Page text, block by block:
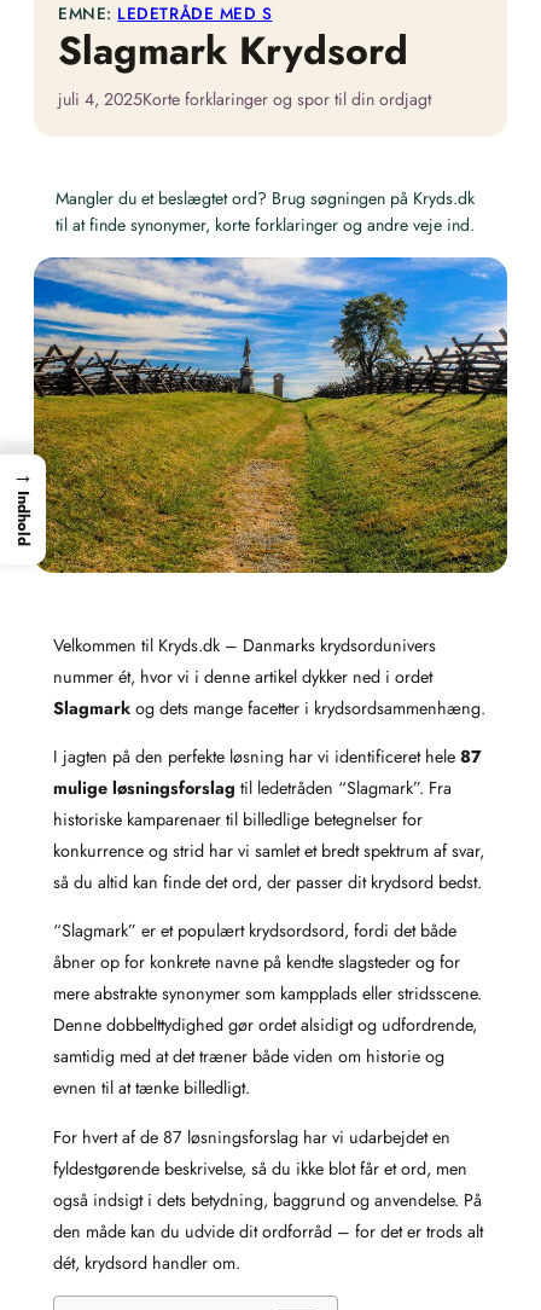
EMNE: LEDETRÅDE MED S
Slagmark Krydsord
juli 4, 2025Korte forklaringer og spor til din ordjagt
Mangler du et beslægtet ord? Brug søgningen på Kryds.dk
til at finde synonymer, korte forklaringer og andre veje ind.
Velkommen til Kryds.dk – Danmarks krydsordunivers
nummer ét, hvor vi i denne artikel dykker ned i ordet
Slagmark og dets mange facetter i krydsordsammenhæng.
I jagten på den perfekte løsning har vi identificeret hele 87
mulige løsningsforslag til ledetråden “Slagmark”. Fra
historiske kamparenaer til billedlige betegnelser for
konkurrence og strid har vi samlet et bredt spektrum af svar,
så du altid kan finde det ord, der passer dit krydsord bedst.
“Slagmark” er et populært krydsordsord, fordi det både
åbner op for konkrete navne på kendte slagsteder og for
mere abstrakte synonymer som kampplads eller stridsscene.
Denne dobbelttydighed gør ordet alsidigt og udfordrende,
samtidig med at det træner både viden om historie og
evnen til at tænke billedligt.
For hvert af de 87 løsningsforslag har vi udarbejdet en
fyldestgørende beskrivelse, så du ikke blot får et ord, men
også indsigt i dets betydning, baggrund og anvendelse. På
den måde kan du udvide dit ordforråd – for det er trods alt
dét, krydsord handler om.
→
Indhold